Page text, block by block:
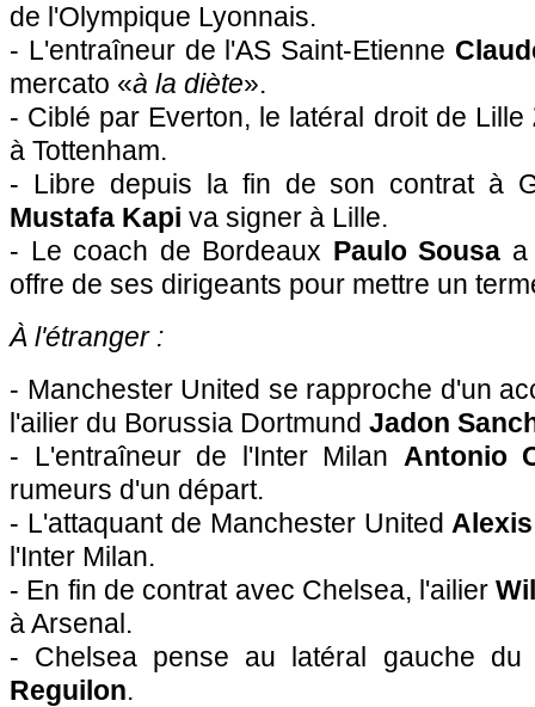
de l'Olympique Lyonnais.
- L'entraîneur de l'AS Saint-Etienne
mercato «à la diète».
- Ciblé par Everton, le latéral droit de Lille
à Tottenham.
- Libre depuis la fin de son contrat à
Mustafa Kapi va signer à Lille.
- Le coach de Bordeaux Paulo Sousa a
offre de ses dirigeants pour mettre un
À l'étranger :
- Manchester United se rapproche d'un
l'ailier du Borussia Dortmund Jadon
- L'entraîneur de l'Inter Milan Antonio
rumeurs d'un départ.
- L'attaquant de Manchester United
l'Inter Milan.
- En fin de contrat avec Chelsea, l'ailier
à Arsenal.
- Chelsea pense au latéral gauche
Reguilon.